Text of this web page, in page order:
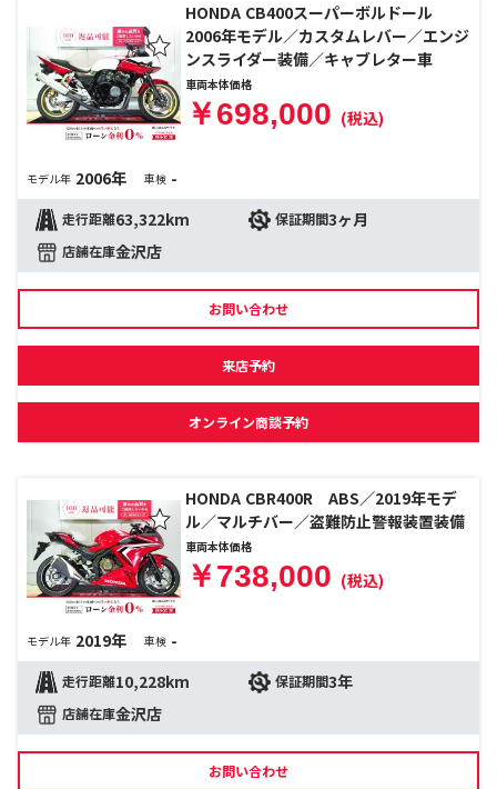
HONDA CB400スーパーボルドール
2006年モデル／カスタムレバー／エンジ
ンスライダー装備／キャブレター車
車両本体価格
￥698,000 (税込)
モデル年 2006年 車検 -
走行距離63,322km 保証期間3ヶ月
店舗在庫金沢店
お問い合わせ
来店予約
オンライン商談予約
HONDA CBR400R ABS／2019年モデ
ル／マルチバー／盗難防止警報装置装備
車両本体価格
￥738,000 (税込)
モデル年 2019年 車検 -
走行距離10,228km 保証期間3年
店舗在庫金沢店
お問い合わせ